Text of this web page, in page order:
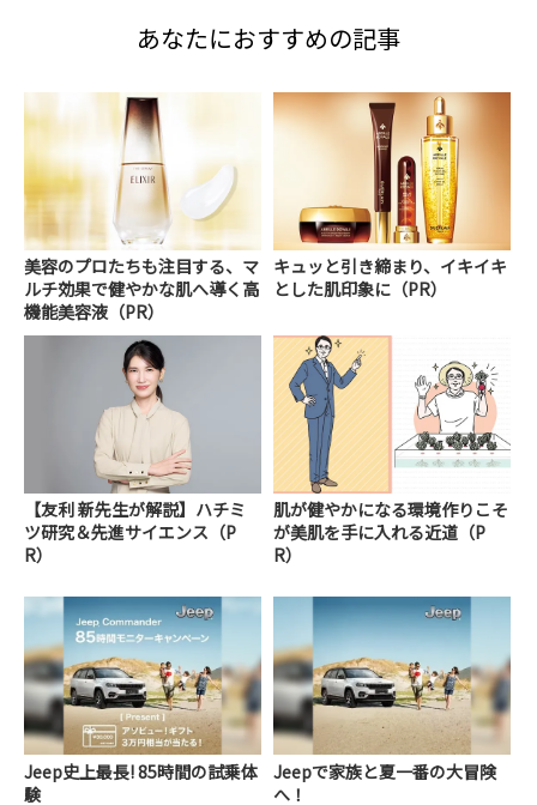
あなたにおすすめの記事
美容のプロたちも注目する、マ
ルチ効果で健やかな肌へ導く高
機能美容液（PR）
キュッと引き締まり、イキイキ
とした肌印象に（PR）
【友利 新先生が解説】ハチミ
ツ研究＆先進サイエンス（P
R）
肌が健やかになる環境作りこそ
が美肌を手に入れる近道（P
R）
Jeep史上最長! 85時間の試乗体
験
Jeepで家族と夏一番の大冒険
へ！